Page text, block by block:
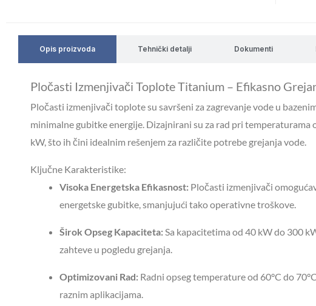
Opis proizvoda Tehnički detalji Dokumenti
Pločasti Izmenjivači Toplote Titanium – Efikasno
Pločasti izmenjivači toplote su savršeni za zagrevanje vode u
minimalne gubitke energije. Dizajnirani su za rad pri
kW, što ih čini idealnim rešenjem za različite potrebe grejanja vode.
Ključne Karakteristike:
Visoka Energetska Efikasnost: Pločasti izmenjivači
energetske gubitke, smanjujući tako operativne troškove.
Širok Opseg Kapaciteta: Sa kapacitetima od 40 kW do 300
zahteve u pogledu grejanja.
Optimizovani Rad: Radni opseg temperature od 60°C do
raznim aplikacijama.